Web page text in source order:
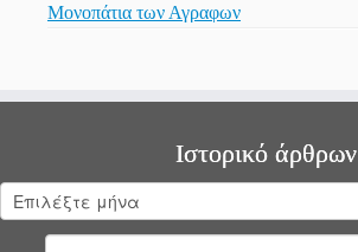
Μονοπάτια των Αγραφων
Ιστορικό άρθρων
Ιστορικό
άρθρων